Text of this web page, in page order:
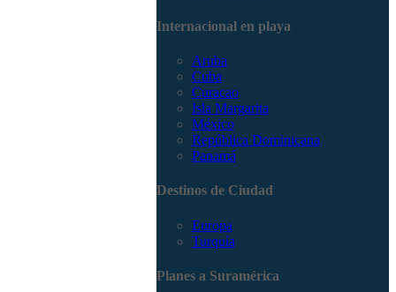
Internacional en playa
Aruba
Cuba
Curacao
Isla Margarita
México
República Dominicana
Panamá
Destinos de Ciudad
Europa
Turquía
Planes a Suramérica